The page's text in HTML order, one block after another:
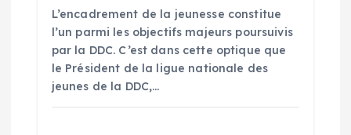
L’encadrement de la jeunesse constitue
l’un parmi les objectifs majeurs poursuivis
par la DDC. C’est dans cette optique que
le Président de la ligue nationale des
jeunes de la DDC,…